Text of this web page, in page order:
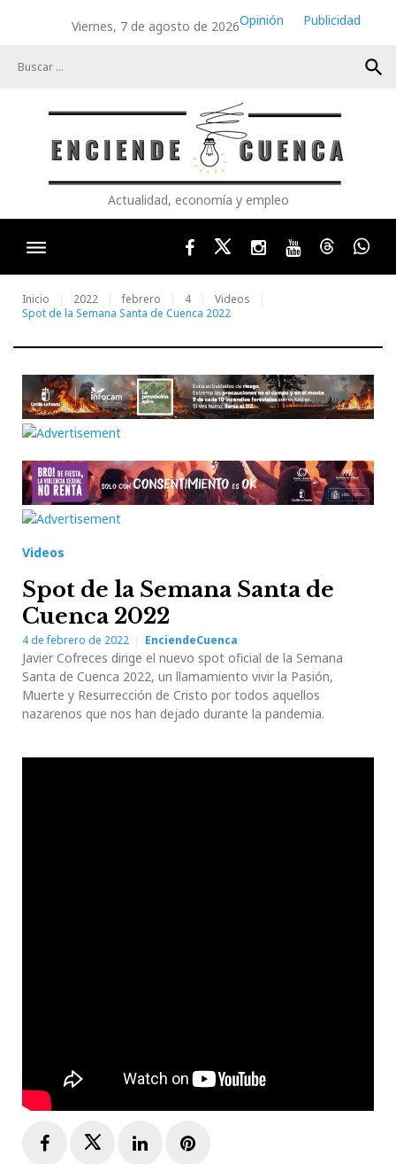
Viernes, 7 de agosto de 2026Opinión
Publicidad
search
Actualidad, economía y empleo
FacebookTwitterInstagram
YoutubeThreads
Inicio 2022 febrero 4
Videos
Spot de la Semana Santa de Cuenca 2022
Videos
Spot de la Semana Santa de
Cuenca 2022
4 de febrero de 2022 EnciendeCuenca
Javier Cofreces dirige el nuevo spot oficial de la Semana
Santa de Cuenca 2022, un llamamiento vivir la Pasión,
Muerte y Resurrección de Cristo por todos aquellos
nazarenos que nos han dejado durante la pandemia.
FacebookTwitterLinkedInPinterest